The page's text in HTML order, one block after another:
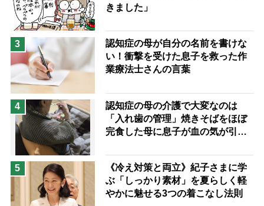
きました」
3
認知症の母が自分の名前を書けな
い！衝撃を受けた息子を救った作
業療法士さんの言葉
4
認知症の母の介護で大変なのは
「入れ歯の管理」焼きそばをほぼ
完食した母に息子が血の気が引い
5
《冷え対策と両立》紀子さまに学
ぶ「しっかり素材」を夏らしく軽
やかに魅せる3つの着こなし法則